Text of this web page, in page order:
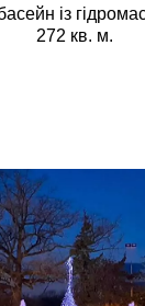
із
272 кв. м.